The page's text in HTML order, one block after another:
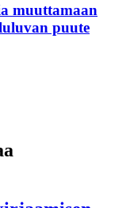
muuttamaan
puute